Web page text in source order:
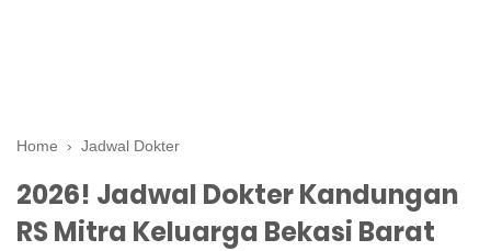
Home › Jadwal Dokter
2026! Jadwal Dokter Kandungan
RS Mitra Keluarga Bekasi Barat